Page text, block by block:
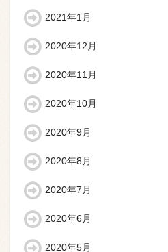
2021年1月
2020年12月
2020年11月
2020年10月
2020年9月
2020年8月
2020年7月
2020年6月
2020年5月